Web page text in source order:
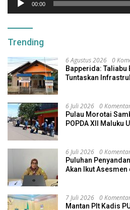
00:00
Trending
6 Agustus 2026 0
Bapperida: Taliabu
Tuntaskan
6 Juli 2026 0
Pulau Morotai
POPDA XII Maluku
6 Juli 2026 0
Puluhan
Akan Ikut
7 Juli 2026 0
Mantan Plt Kadis